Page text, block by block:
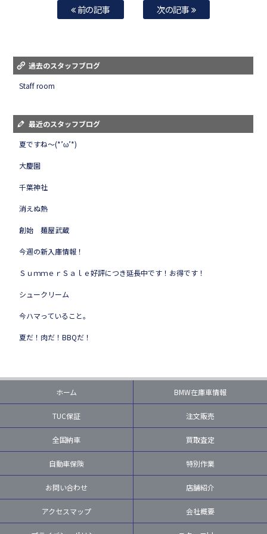
前の記事 次の記事
過去のスタッフブログ
Staff room
最近のスタッフブログ
夏ですね～(*’ω’*)
大慶園
千葉神社
消えぬ熱
創始 麺屋武蔵
今週の新入庫情報！
ＳｕｍｍｅｒＳａｌｅ好評につき延長中です！お得です！
シュークリーム
今ハマっていること。
夏だ！肉だ！BBQだ！
ホーム BMW在庫車情報
TUC保証 注文販売
全国納車 買取査定
自動車保険 特別作業
お問い合わせ 店舗紹介
アクセスマップ 会社概要